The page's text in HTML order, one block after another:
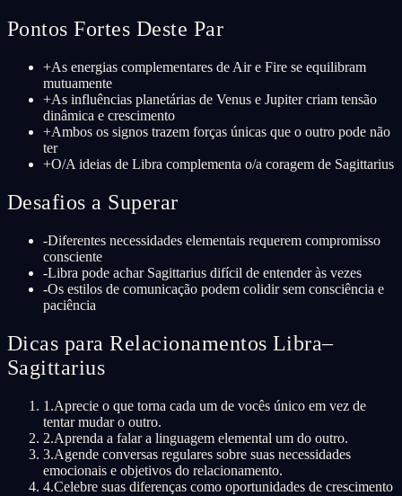
Pontos Fortes Deste Par
+As energias complementares de Air e Fire se equilibram
mutuamente
+As influências planetárias de Venus e Jupiter criam tensão
dinâmica e crescimento
+Ambos os signos trazem forças únicas que o outro pode não
ter
+O/A ideias de Libra complementa o/a coragem de Sagittarius
Desafios a Superar
-Diferentes necessidades elementais requerem compromisso
consciente
-Libra pode achar Sagittarius difícil de entender às vezes
-Os estilos de comunicação podem colidir sem consciência e
paciência
Dicas para Relacionamentos Libra–
Sagittarius
1 .Aprecie o que torna cada um de vocês único em vez de
tentar mudar o outro.
2.Aprenda a falar a linguagem elemental um do outro.
3.Agende conversas regulares sobre suas necessidades
emocionais e objetivos do relacionamento.
4.Celebre suas diferenças como oportunidades de crescimento